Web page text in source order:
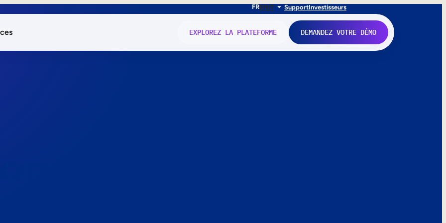
FRENIT SupportInvestisseurs
EXPLOREZ LA PLATEFORME DEMANDEZ VOTRE DÉMO